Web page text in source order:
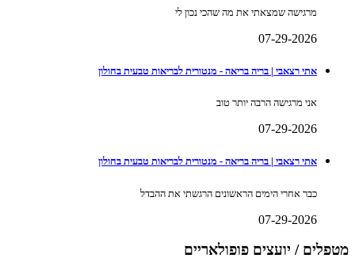
מרגישה שמצאתי את מה שהכי נכון לי
07-29-2026
אתי רצאבי | בריה בריאה - מנטורית לבריאות טבעית בחולון
אני מרגישה הרבה יותר טוב
07-29-2026
אתי רצאבי | בריה בריאה - מנטורית לבריאות טבעית בחולון
כבר אחרי הימים הראשונים הרגשתי את ההבדל
07-29-2026
מטפלים / יועצים פופולאריים